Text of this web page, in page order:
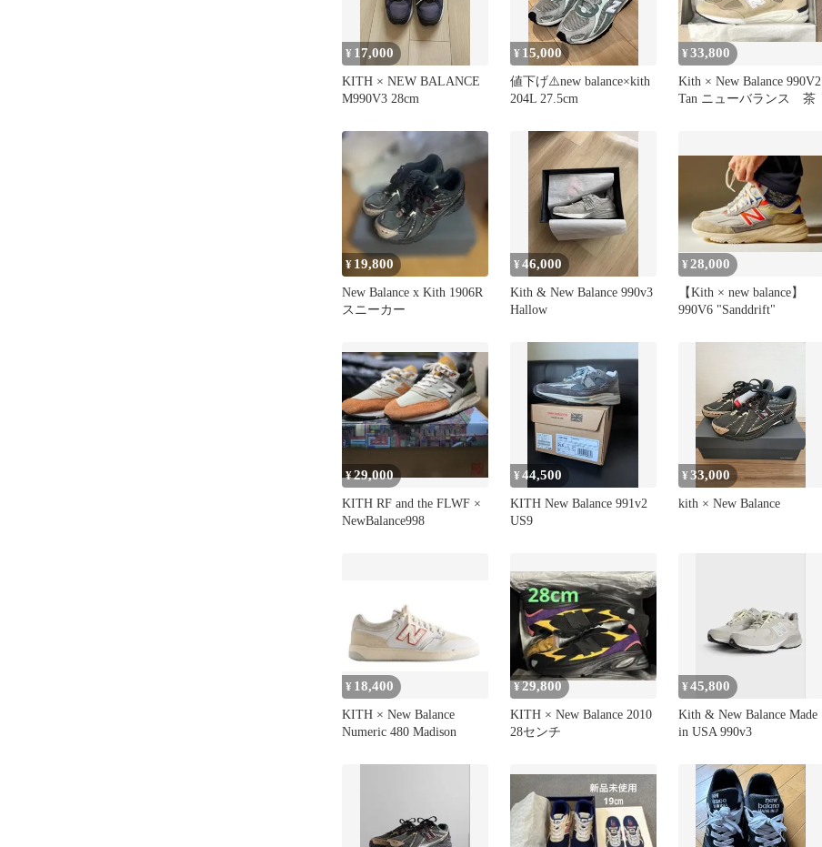
¥ 17,000
KITH × NEW BALANCE
M990V3 28cm
¥ 15,000
値下げ⚠️new balance×kith
204L 27.5cm
¥33,800
Kith × New Balance 990V2
Tan ニューバランス 茶
¥ 19,800
New Balance x Kith 1906R
スニーカー
¥46,000
Kith & New Balance 990v3
Hallow
¥28,000
【Kith × new balance】
990V6 "Sanddrift"
¥29,000
KITH RF and the FLWF ×
NewBalance998
¥44,500
KITH New Balance 991v2
US9
¥33,000
kith × New Balance
¥ 18,400
KITH × New Balance
Numeric 480 Madison
¥29,800
KITH × New Balance 2010
28センチ
¥45,800
Kith & New Balance Made
in USA 990v3